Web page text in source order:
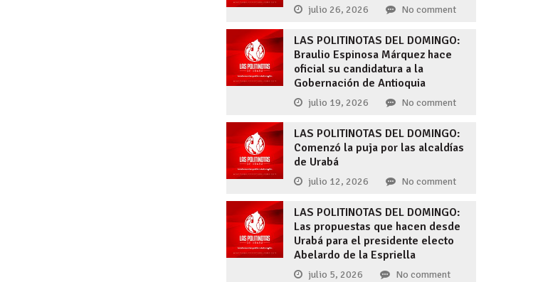
julio 26, 2026 No comment
LAS POLITINOTAS DEL DOMINGO:
Braulio Espinosa Márquez hace
oficial su candidatura a la
Gobernación de Antioquia
julio 19, 2026 No comment
LAS POLITINOTAS DEL DOMINGO:
Comenzó la puja por las alcaldías
de Urabá
julio 12, 2026 No comment
LAS POLITINOTAS DEL DOMINGO:
Las propuestas que hacen desde
Urabá para el presidente electo
Abelardo de la Espriella
julio 5, 2026 No comment